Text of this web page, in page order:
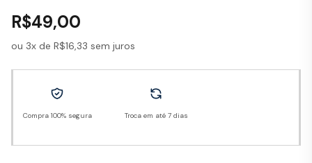
R$49,00
ou 3x de R$16,33 sem juros
Compra 100% segura Troca em até 7 dias